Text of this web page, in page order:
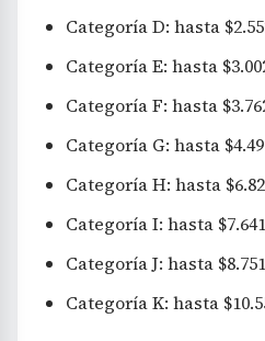
Categoría D: hasta
Categoría E: hasta
Categoría F: hasta
Categoría G: hasta
Categoría H: hasta
Categoría I: hasta
Categoría J: hasta
Categoría K: hasta